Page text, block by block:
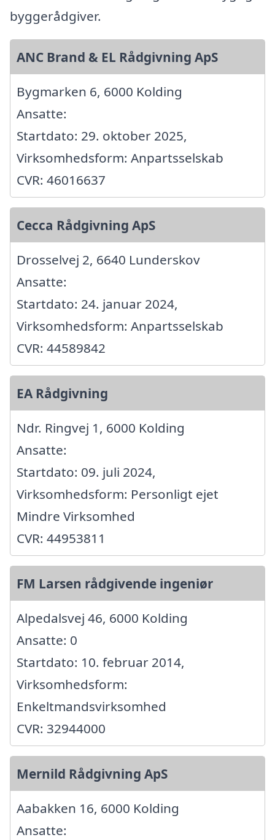
byggerådgiver.
ANC Brand & EL Rådgivning ApS
Bygmarken 6, 6000 Kolding
Ansatte:
Startdato: 29. oktober 2025,
Virksomhedsform: Anpartsselskab
CVR: 46016637
Cecca Rådgivning ApS
Drosselvej 2, 6640 Lunderskov
Ansatte:
Startdato: 24. januar 2024,
Virksomhedsform: Anpartsselskab
CVR: 44589842
EA Rådgivning
Ndr. Ringvej 1, 6000 Kolding
Ansatte:
Startdato: 09. juli 2024,
Virksomhedsform: Personligt ejet
Mindre Virksomhed
CVR: 44953811
FM Larsen rådgivende ingeniør
Alpedalsvej 46, 6000 Kolding
Ansatte: 0
Startdato: 10. februar 2014,
Virksomhedsform:
Enkeltmandsvirksomhed
CVR: 32944000
Mernild Rådgivning ApS
Aabakken 16, 6000 Kolding
Ansatte: